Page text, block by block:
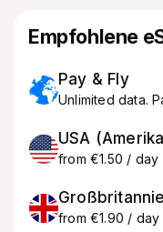
Empfohlene
Pay & Fly
Unlimited data.
USA
from €1.50 / day
from €1.90 / day